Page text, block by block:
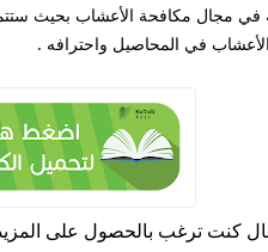
في مجال مكافحة الأعشاب بحيث
في المحاصيل واحترافه .
كنت ترغب بالحصول على